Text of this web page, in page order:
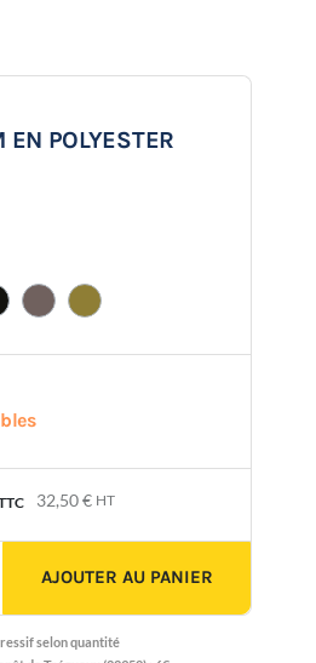
POLYESTER
32,50 € HT
AJOUTER AU PANIER
selon quantité